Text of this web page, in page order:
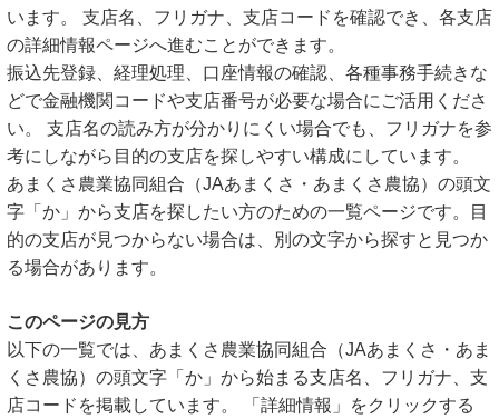
います。 支店名、フリガナ、支店コードを確認でき、各支店
の詳細情報ページへ進むことができます。
振込先登録、経理処理、口座情報の確認、各種事務手続きな
どで金融機関コードや支店番号が必要な場合にご活用くださ
い。 支店名の読み方が分かりにくい場合でも、フリガナを参
考にしながら目的の支店を探しやすい構成にしています。
あまくさ農業協同組合（JAあまくさ・あまくさ農協）の頭文
字「か」から支店を探したい方のための一覧ページです。目
的の支店が見つからない場合は、別の文字から探すと見つか
る場合があります。
このページの見方
以下の一覧では、あまくさ農業協同組合（JAあまくさ・あま
くさ農協）の頭文字「か」から始まる支店名、フリガナ、支
店コードを掲載しています。 「詳細情報」をクリックする